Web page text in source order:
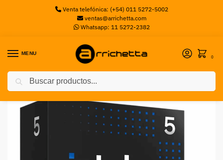
Venta telefónica: (+54) 011 5272-5002
ventas@arrichetta.com
Whatsapp: 11 5272-2382
MENU
0
Inicio Procesadores Intel / Procesador Intel Core Ultra 5 245K, 4.2GHz, 14 Núcleos, 24MB L3, Sin cooler, Sin Video, Socket LGA1851, BOX